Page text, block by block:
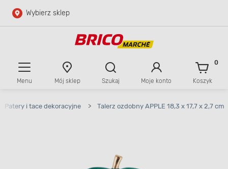
Przejdź do głównej zawartości
Wybierz sklep
Menu Mój sklep Szukaj Moje konto Koszyk
0
Patery i tace dekoracyjne > Talerz ozdobny APPLE 18,3 x 17,7 x 2,7 cm